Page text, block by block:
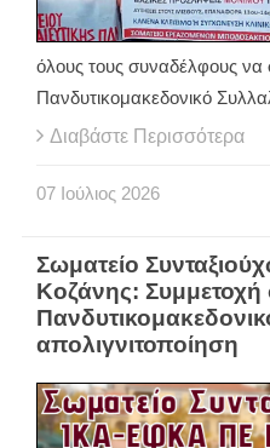
όλους τους συναδέλφους
Πανδυτικομακεδονικό
Διαβάστε Περισσότερα
07 Ιούλιος 2026
Σωματείο
Κοζάνης: Συμμετοχή
απολιγνιτοποίηση